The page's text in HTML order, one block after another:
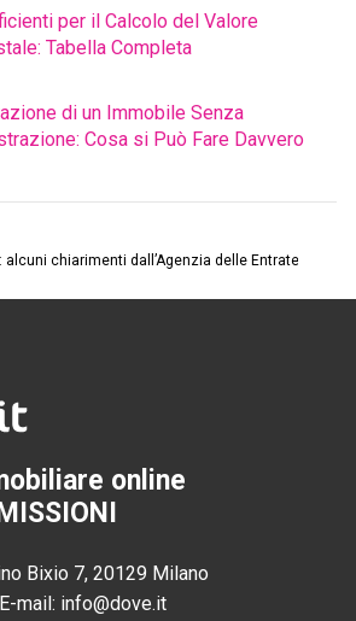
per il Calcolo del Valore
Tabella Completa
di un Immobile Senza
Cosa si Può Fare Davvero
chiarimenti dall’Agenzia delle Entrate
online
Bixio 7, 20129 Milano
E-mail: info@dove.it